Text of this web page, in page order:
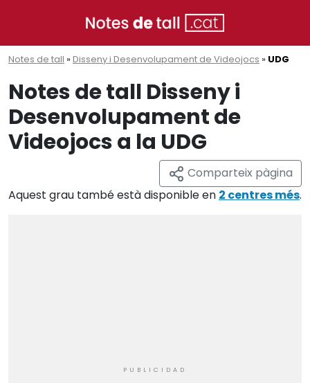
Notes de tall »Disseny i Desenvolupament de Videojocs » UDG
Notes de tall Disseny i
Desenvolupament de
Videojocs a la UDG
Comparteix pàgina
Aquest grau també està disponible en 2 centres més.